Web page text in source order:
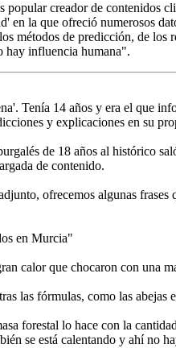
popular creador de contenidos
la que ofreció numerosos
métodos de predicción, de
hay influencia humana".
Tenía 14 años y era el que
y explicaciones en su
de 18 años al histórico
de contenido.
ofrecemos algunas frases
en Murcia"
calor que chocaron con una
las fórmulas, como las abejas
forestal lo hace con la
se está calentando y ahí no